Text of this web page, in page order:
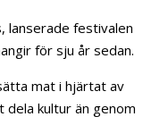
lanserade festivalen
för sju år sedan.
mat i hjärtat av
kultur än genom